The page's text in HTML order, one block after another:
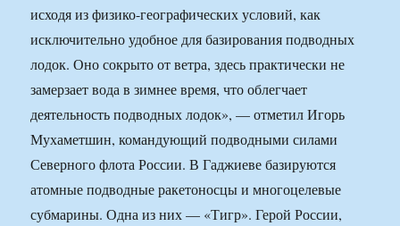
исходя из физико-географических условий, как
исключительно удобное для базирования подводных
лодок. Оно сокрыто от ветра, здесь практически не
замерзает вода в зимнее время, что облегчает
деятельность подводных лодок», — отметил Игорь
Мухаметшин, командующий подводными силами
Северного флота России. В Гаджиеве базируются
атомные подводные ракетоносцы и многоцелевые
субмарины. Одна из них — «Тигр». Герой России,